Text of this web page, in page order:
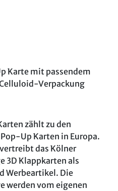
Karte mit passendem
Verpackung
zählt zu den
Up Karten in Europa.
das Kölner
3D Klappkarten als
Werbeartikel. Die
werden vom eigenen